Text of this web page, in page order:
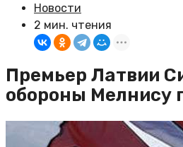
Новости
2 мин. чтения
Премьер Латвии
обороны Мелнису